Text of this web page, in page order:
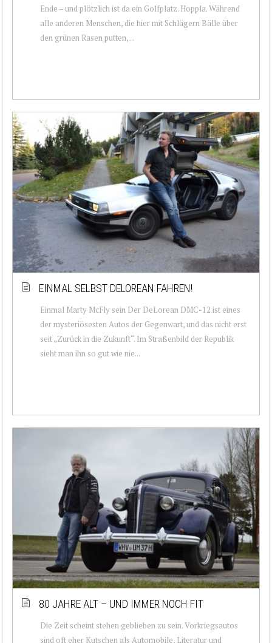
Ende – und plötzlich ist da ein Golfplatz. Hoppla. Während
alle anderen Menschen, die hier mit Schlägern Bälle über
den grünen Rasen putten, ...
EINMAL SELBST DELOREAN FAHREN!
Einmal Marty McFly sein Der DeLorean DMC-12 ist eines
der mysteriösesten Autos der Gegenwart, und das nicht erst
seit „Zurück in die Zukunft“. Im Straßenbild der Republik
sieht man ihn so gut wie nie...
80 JAHRE ALT – UND IMMER NOCH FIT
Die Zeit scheint stehen geblieben zu sein. Vorkriegsautos
sind oft eher Kutschen als Automobile, Literatur und